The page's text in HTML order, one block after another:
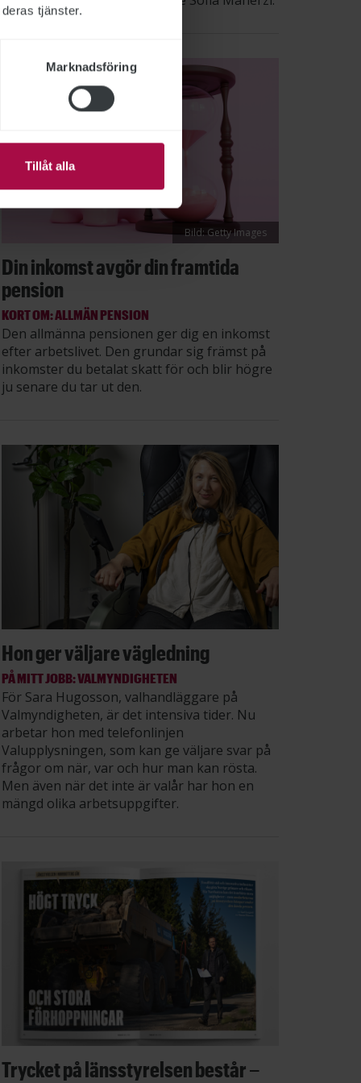
tjänster.
Marknadsföring
Tillåt alla
Bild: Getty Images
Din inkomst avgör din framtida
pension
KORT OM: ALLMÄN PENSION
Den allmänna pensionen ger dig en inkomst
efter arbetslivet. Den grundar sig främst på
inkomster du betalat skatt för och blir högre
ju senare du tar ut den.
Hon ger väljare vägledning
PÅ MITT JOBB: VALMYNDIGHETEN
För Sara Hugosson, valhandläggare på
Valmyndigheten, är det intensiva tider. Nu
arbetar hon med telefonlinjen
Valupplysningen, som kan ge väljare svar på
frågor om när, var och hur man kan rösta.
Men även när det inte är valår har hon en
mängd olika arbetsuppgifter.
Trycket på länsstyrelsen består –